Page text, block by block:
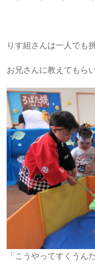
りす組さんは一人でも
お兄さんに教えてもら
「こうやってすくうん